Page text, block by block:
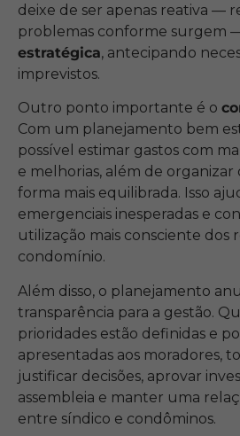
deixe de ser apenas reativa —
problemas conforme surgem —
estratégica, antecipando
imprevistos.
Outro ponto importante é o
Com um planejamento bem
possível estimar gastos com
e melhorias, além de
forma mais equilibrada. Isso
emergenciais inesperadas e
utilização mais consciente dos
condomínio.
Além disso, o planejamento
transparência para a gestão.
prioridades estão definidas e
apresentadas aos moradores,
justificar decisões, aprovar
assembleia e manter uma
entre síndico e condôminos.